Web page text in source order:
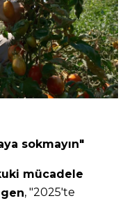
sokmayın"
mücadele
, "2025'te